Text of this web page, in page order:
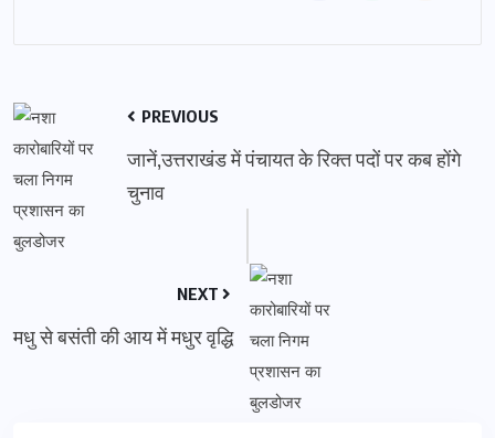
PREVIOUS
जानें,उत्तराखंड में पंचायत के रिक्त पदों पर कब होंगे
चुनाव
NEXT
मधु से बसंती की आय में मधुर वृद्धि